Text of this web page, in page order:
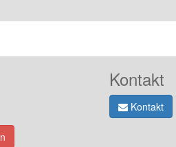
Kontakt
Kontakt